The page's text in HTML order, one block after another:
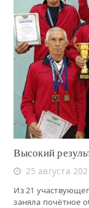
Высокий
25 августа
Из 21
заняла почётное